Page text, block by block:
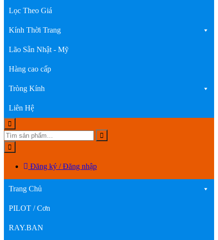
Lọc Theo Giá
Kính Thời Trang
Lão Sẵn Nhật - Mỹ
Hàng cao cấp
Tròng Kính
Liên Hệ
Đăng ký / Đăng nhập
Trang Chủ
PILOT / Cơn
RAY.BAN